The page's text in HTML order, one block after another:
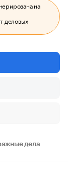
на
деловых
дела